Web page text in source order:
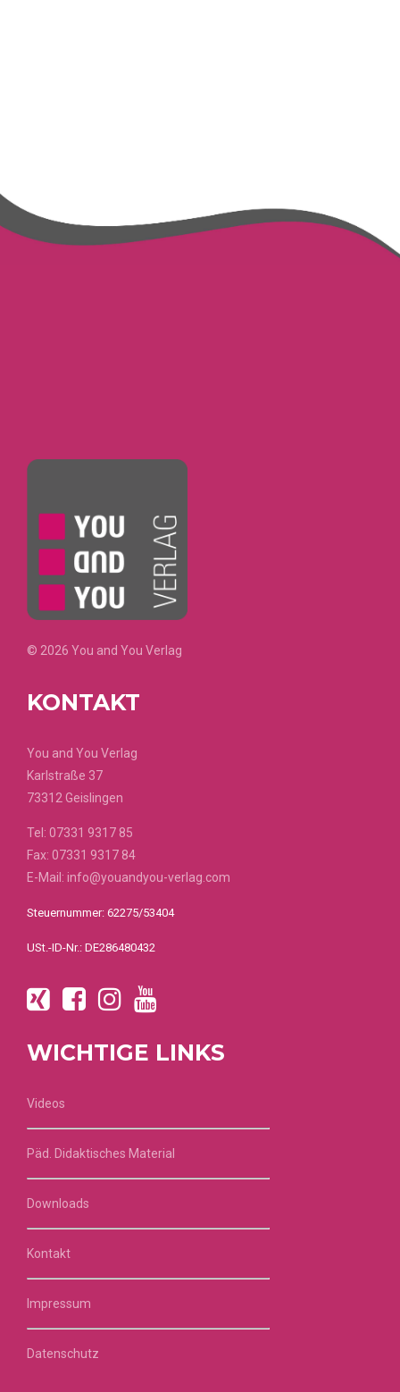
© 2026 You and You Verlag
KONTAKT
You and You Verlag
Karlstraße 37
73312 Geislingen
Tel: 07331 9317 85
Fax: 07331 9317 84
E-Mail: info@youandyou-verlag.com
Steuernummer: 62275/53404
USt.-ID-Nr.: DE286480432
WICHTIGE LINKS
Videos
Päd. Didaktisches Material
Downloads
Kontakt
Impressum
Datenschutz